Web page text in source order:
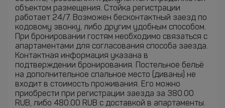
объектом размещения. Стойка регистрации
работает 24/7. Возможен бесконтактный заезд по
кодовому звонку, либо другим удобным способом.
При бронировании гостям необходимо связаться с
апартаментами для согласования способа заезда.
Контактная информация указана в
подтверждении бронирования. Постельное бельё
на дополнительное спальное место (диваны) не
входит в стоимость проживания. Его можно
приобрести при регистрации заезда за 380.00
RUB, либо 480.00 RUB с доставкой в апартаменты.